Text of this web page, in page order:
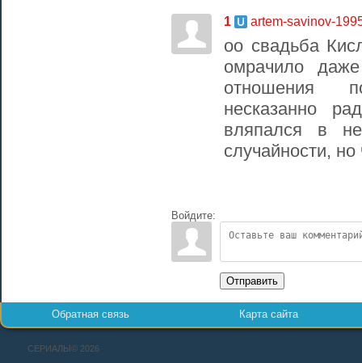
1 artem-savinov-
оо свадьба
омрачило
отношения
несказанно
вляпался в
случайности,
Войдите:
Отправить
Обратная связь Карта сайта
СЕРИАЛЫ© 2026